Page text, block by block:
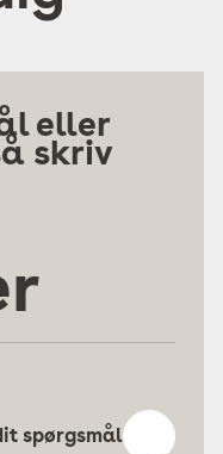
eller
skriv
spørgsmål